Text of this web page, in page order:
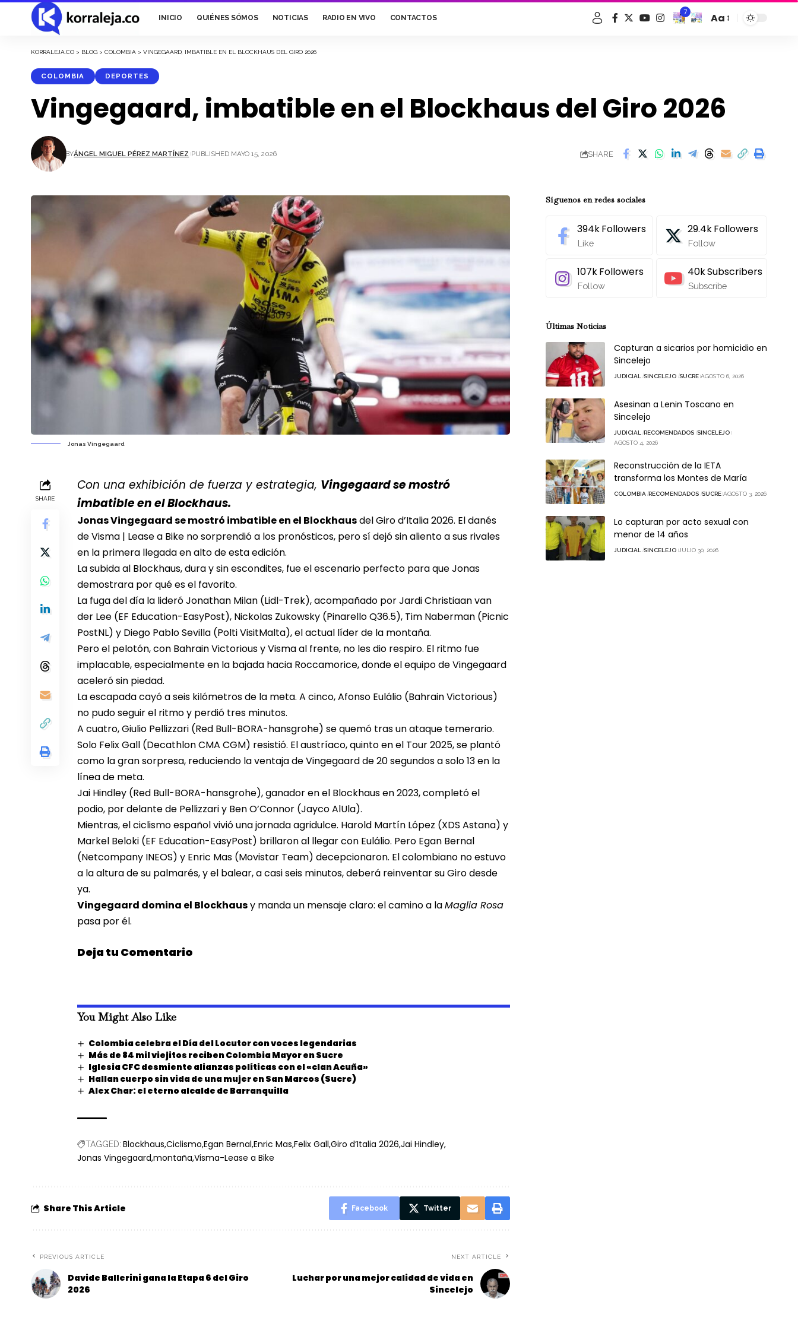
INICIO QUIÉNES SÓMOS NOTICIAS RADIO EN VIVO CONTACTOS
7
Font
Aa
KORRALEJA.CO > BLOG > COLOMBIA > VINGEGAARD, IMBATIBLE EN EL BLOCKHAUS DEL GIRO 2026
COLOMBIA DEPORTES
Vingegaard, imbatible en el Blockhaus del Giro 2026
BYÁNGEL MIGUEL PÉREZ MARTÍNEZ PUBLISHED MAYO 15, 2026 SHARE
Jonas Vingegaard
SHARE
Con una exhibición de fuerza y estrategia, Vingegaard se mostró
imbatible en el Blockhaus.
Jonas Vingegaard se mostró imbatible en el Blockhausdel Giro d’Italia 2026. El danés
de Visma | Lease a Bike no sorprendió a los pronósticos, pero sí dejó sin aliento a sus rivales
en la primera llegada en alto de esta edición.
La subida al Blockhaus, dura y sin escondites, fue el escenario perfecto para que Jonas
demostrara por qué es el favorito.
La fuga del día la lideró Jonathan Milan (Lidl-Trek), acompañado por Jardi Christiaan van
der Lee (EF Education-EasyPost), Nickolas Zukowsky (Pinarello Q36.5), Tim Naberman (Picnic
PostNL) y Diego Pablo Sevilla (Polti VisitMalta), el actual líder de la montaña.
Pero el pelotón, con Bahrain Victorious y Visma al frente, no les dio respiro. El ritmo fue
implacable, especialmente en la bajada hacia Roccamorice, donde el equipo de Vingegaard
aceleró sin piedad.
La escapada cayó a seis kilómetros de la meta. A cinco, Afonso Eulálio (Bahrain Victorious)
no pudo seguir el ritmo y perdió tres minutos.
A cuatro, Giulio Pellizzari (Red Bull-BORA-hansgrohe) se quemó tras un ataque temerario.
Solo Felix Gall (Decathlon CMA CGM) resistió. El austríaco, quinto en el Tour 2025, se plantó
como la gran sorpresa, reduciendo la ventaja de Vingegaard de 20 segundos a solo 13 en la
línea de meta.
Jai Hindley (Red Bull-BORA-hansgrohe), ganador en el Blockhaus en 2023, completó el
podio, por delante de Pellizzari y Ben O’Connor (Jayco AlUla).
Mientras, el ciclismo español vivió una jornada agridulce. Harold Martín López (XDS Astana) y
Markel Beloki (EF Education-EasyPost) brillaron al llegar con Eulálio. Pero Egan Bernal
(Netcompany INEOS) y Enric Mas (Movistar Team) decepcionaron. El colombiano no estuvo
a la altura de su palmarés, y el balear, a casi seis minutos, deberá reinventar su Giro desde
ya.
Vingegaard domina el Blockhausy manda un mensaje claro: el camino a laMaglia Rosa
pasa por él.
Deja tu Comentario
You Might Also Like
Colombia celebra el Día del Locutor con voces legendarias
Más de 84 mil viejitos reciben Colombia Mayor en Sucre
Iglesia CFC desmiente alianzas políticas con el «clan Acuña»
Hallan cuerpo sin vida de una mujer en San Marcos (Sucre)
Alex Char: el eterno alcalde de Barranquilla
TAGGED: Blockhaus Ciclismo Egan Bernal Enric Mas Felix Gall Giro d’Italia 2026 Jai Hindley
Jonas Vingegaard montaña Visma-Lease a Bike
Share This Article Facebook Twitter
PREVIOUS ARTICLE
Davide Ballerini gana la Etapa 6 del Giro
2026
NEXT ARTICLE
Luchar por una mejor calidad de vida en
Sincelejo
Síguenos en redes sociales
394kFollowers
Like
29.4kFollowers
Follow
107kFollowers
Follow
40kSubscribers
Subscribe
Últimas Noticias
Capturan a sicarios por homicidio en
Sincelejo
JUDICIAL SINCELEJO SUCRE AGOSTO 6, 2026
Asesinan a Lenin Toscano en
Sincelejo
JUDICIAL RECOMENDADOS SINCELEJO
AGOSTO 4, 2026
Reconstrucción de la IETA
transforma los Montes de María
COLOMBIA RECOMENDADOS SUCRE AGOSTO 3, 2026
Lo capturan por acto sexual con
menor de 14 años
JUDICIAL SINCELEJO JULIO 30, 2026